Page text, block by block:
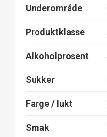
Underområde
Produktklasse
Alkoholprosent
Sukker
Farge / lukt
Smak